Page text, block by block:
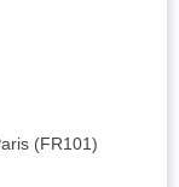
(FR101)